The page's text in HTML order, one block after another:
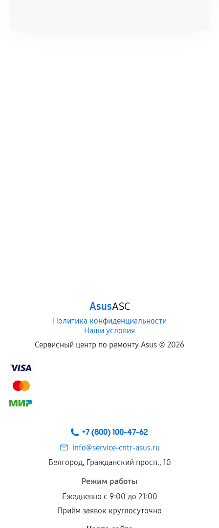
AsusASC
Политика конфиденциальности
Наши условия
Сервисный центр по ремонту Asus © 2026
+7 (800) 100-47-62
info@service-cntr-asus.ru
Белгород, Гражданский просп., 10
Режим работы
Ежедневно с 9:00 до 21:00
Приём заявок круглосуточно